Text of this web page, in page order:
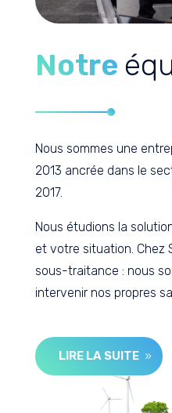
Notre
Nous sommes une
2013 ancrée dans le
2017.
Nous étudions la
et votre situation. Chez
sous-traitance : nous
intervenir nos propres
LIRE LA SUITE